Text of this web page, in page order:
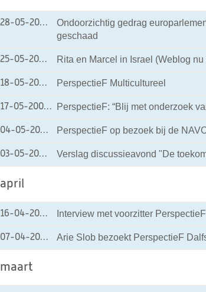
28-05-2004 28-05-2004 00:00
Ondoorzichtig gedrag
geschaad
25-05-2004 25-05-2004 00:00
Rita en Marcel in Israel (Weblog nu
18-05-2004 18-05-2004 00:00
PerspectieF Multicultureel
17-05-200417-05-2004 00:00
PerspectieF: “Blij met onderzoek
04-05-2004 04-05-2004 00:00
PerspectieF op bezoek bij de
03-05-2004 03-05-2004 00:00
Verslag discussieavond "De
april
16-04-2004 16-04-2004 00:00
Interview met voorzitter
07-04-2004 07-04-2004 00:00
Arie Slob bezoekt PerspectieF
maart